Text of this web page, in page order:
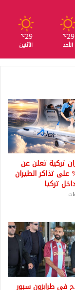
29
℃
الأحد
29
℃
الأثنين
تركية تعلن عن
30% على تذاكر الطيران
تركيا
في طرابزون سبور